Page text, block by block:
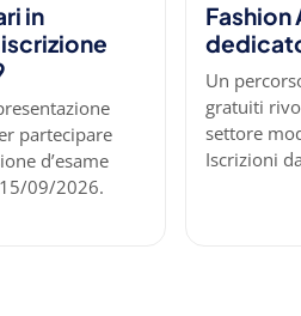
in
partecipare
d’esame
09/2026.
Fashion
Un
gratuiti
settore
Iscrizioni